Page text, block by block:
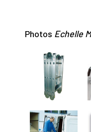
Photos Echelle